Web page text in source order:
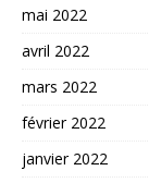
mai 2022
avril 2022
mars 2022
février 2022
janvier 2022